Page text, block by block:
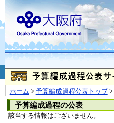
ホーム > 予算編成過程公表トップ>
予算編成過程の公表
該当する情報はございません。
大阪府
（法人番号 4000020270008）